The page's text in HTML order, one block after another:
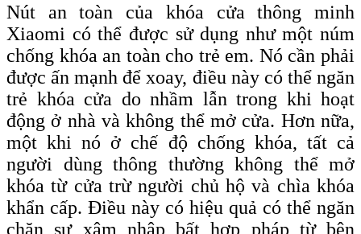
Nút an toàn của khóa cửa thông minh
Xiaomi có thể được sử dụng như một núm
chống khóa an toàn cho trẻ em. Nó cần phải
được ấn mạnh để xoay, điều này có thể ngăn
trẻ khóa cửa do nhầm lẫn trong khi hoạt
động ở nhà và không thể mở cửa. Hơn nữa,
một khi nó ở chế độ chống khóa, tất cả
người dùng thông thường không thể mở
khóa từ cửa trừ người chủ hộ và chìa khóa
khẩn cấp. Điều này có hiệu quả có thể ngăn
chặn sự xâm nhập bất hợp pháp từ bên